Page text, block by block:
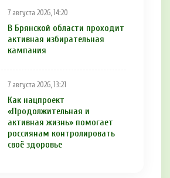
7 августа 2026, 14:20
В Брянской области проходит
активная избирательная
кампания
7 августа 2026, 13:21
Как нацпроект
«Продолжительная и
активная жизнь» помогает
россиянам контролировать
своё здоровье